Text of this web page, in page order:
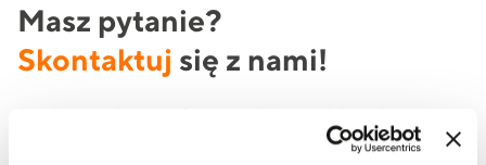
Masz pytanie?
Skontaktuj się z nami!
informacji na temat produktów marki KRISHOME, to